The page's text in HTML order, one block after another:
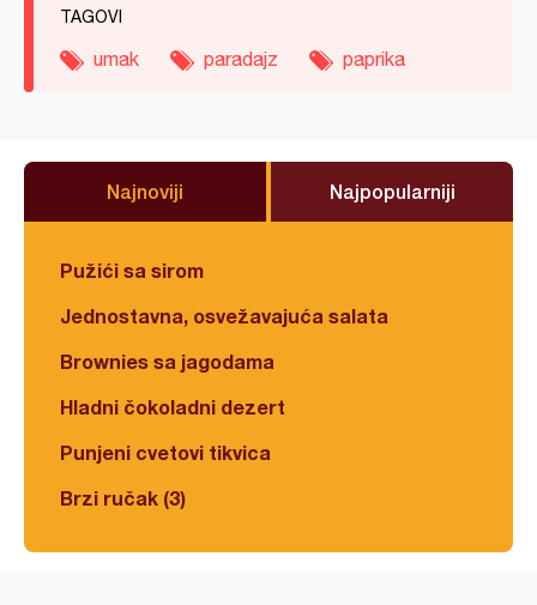
TAGOVI
umak paradajz paprika
Najnoviji Najpopularniji
Pužići sa sirom
Jednostavna, osvežavajuća salata
Brownies sa jagodama
Hladni čokoladni dezert
Punjeni cvetovi tikvica
Brzi ručak (3)